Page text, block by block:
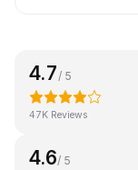
4.7/ 5
47K Reviews
4.6/ 5